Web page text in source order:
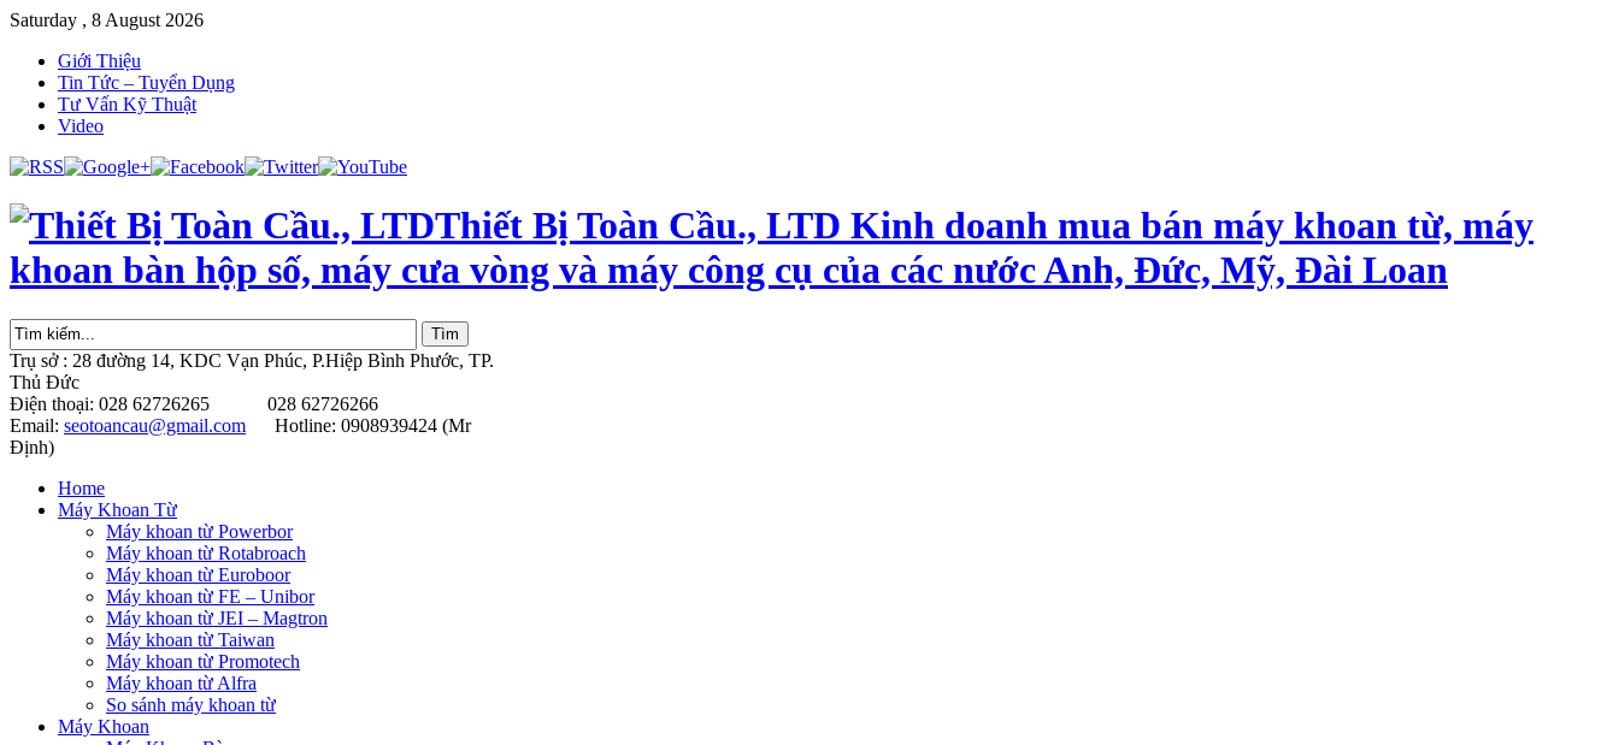
Saturday , 8 August 2026
Giới Thiệu
Tin Tức – Tuyển Dụng
Tư Vấn Kỹ Thuật
Video
Thiết Bị Toàn Cầu., LTD Kinh doanh mua bán máy khoan từ, máy
khoan bàn hộp số, máy cưa vòng và máy công cụ của các nước Anh, Đức, Mỹ, Đài Loan
Trụ sở : 28 đường 14, KDC Vạn Phúc, P.Hiệp Bình Phước, TP.
Thủ Đức
Điện thoại: 028 62726265 028 62726266
Email: seotoancau@gmail.com Hotline: 0908939424 (Mr
Định)
Home
Máy Khoan Từ
Máy khoan từ Powerbor
Máy khoan từ Rotabroach
Máy khoan từ Euroboor
Máy khoan từ FE – Unibor
Máy khoan từ JEI – Magtron
Máy khoan từ Taiwan
Máy khoan từ Promotech
Máy khoan từ Alfra
So sánh máy khoan từ
Máy Khoan